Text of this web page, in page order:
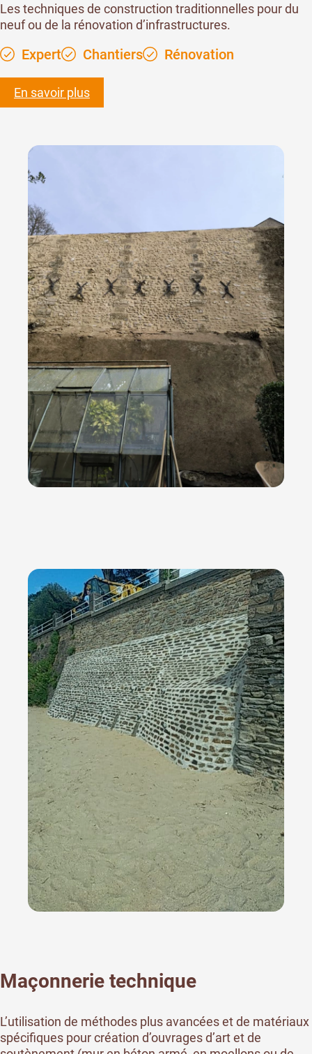
Les techniques de construction traditionnelles pour du
neuf ou de la rénovation d’infrastructures.
Expert Chantiers Rénovation
En savoir plus
Maçonnerie technique
L’utilisation de méthodes plus avancées et de matériaux
spécifiques pour création d’ouvrages d’art et de